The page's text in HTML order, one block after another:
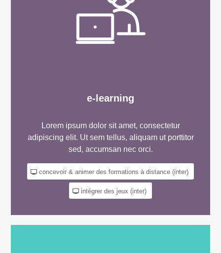
e-learning
Lorem ipsum dolor sit amet, consectetur
adipiscing elit. Ut sem tellus, aliquam ut porttitor
sed, accumsan nec orci.
concevoir & animer des formations à distance (inter)
intégrer des jeux (inter)